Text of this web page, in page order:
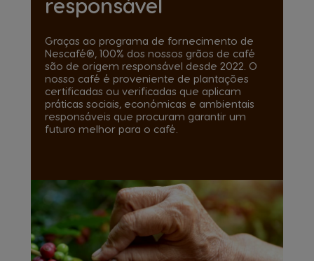
Graças ao programa de fornecimento de
Nescafé®, 100% dos nossos grãos de café
são de origem responsável desde 2022. O
nosso café é proveniente de plantações
certificadas ou verificadas que aplicam
práticas sociais, económicas e ambientais
responsáveis que procuram garantir um
futuro melhor para o café.